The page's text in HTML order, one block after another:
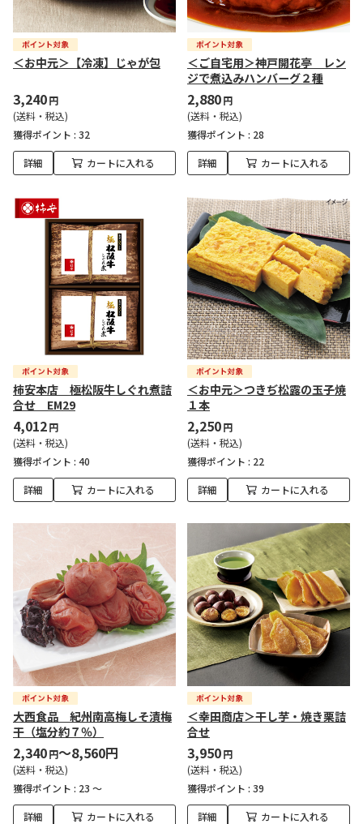
＜お中元＞【冷凍】じゃが包
3,240円
(送料・税込)
獲得ポイント : 32
詳細 カートに入れる
＜ご自宅用＞神戸開花亭 レン
ジで煮込みハンバーグ２種
2,880円
(送料・税込)
獲得ポイント : 28
詳細 カートに入れる
柿安本店 極松阪牛しぐれ煮詰
合せ EM29
4,012円
(送料・税込)
獲得ポイント : 40
詳細 カートに入れる
＜お中元＞つきぢ松露の玉子焼
１本
2,250円
(送料・税込)
獲得ポイント : 22
詳細 カートに入れる
大西食品 紀州南高梅しそ漬梅
干（塩分約７％）
2,340円～8,560円
(送料・税込)
獲得ポイント : 23 ～
詳細 カートに入れる
＜幸田商店＞干し芋・焼き栗詰
合せ
3,950円
(送料・税込)
獲得ポイント : 39
詳細 カートに入れる